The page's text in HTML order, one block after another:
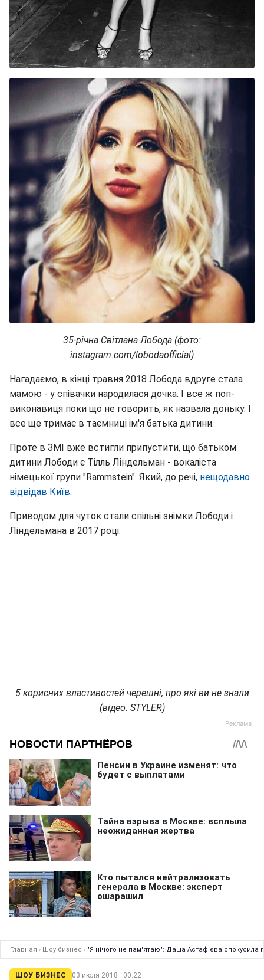
35-річна Світлана Лобода (фото:
instagram.com/lobodaofficial)
Нагадаємо, в кінці травня 2018 Лобода вдруге стала
мамою - у співачки народилася дочка. І все ж поп-
виконавиця поки що не говорить, як назвала доньку. І
все ще тримає в таємниці ім'я батька дитини.
Проте в ЗМІ вже встигли припустити, що батьком
дитини Лободи є Тілль Ліндельман - вокаліста
німецької групи "Rammstein". Який, до речі, нещодавно
відвідав Київ.
Приводом для чуток стали спільні знімки Лободи і
Ліндельмана в 2017 році.
5 корисних властивостей черешні, про які ви не знали
(відео: STYLER)
Главная › Шоу бизнес › "Я нічого не пам'ятаю": Даша Астаф'єва спокусила
ШОУ БИЗНЕС 03 июля 2018 · 00:22